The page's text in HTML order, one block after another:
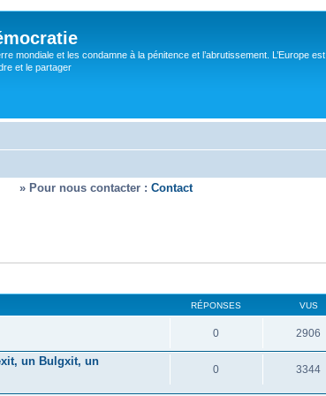
mondiale et les condamne à la pénitence et l’abrutissement. L’Europe est
et le partager
nous contacter : Contact
RÉPONSES VUS
0 2906
un Bulgxit, un
0 3344